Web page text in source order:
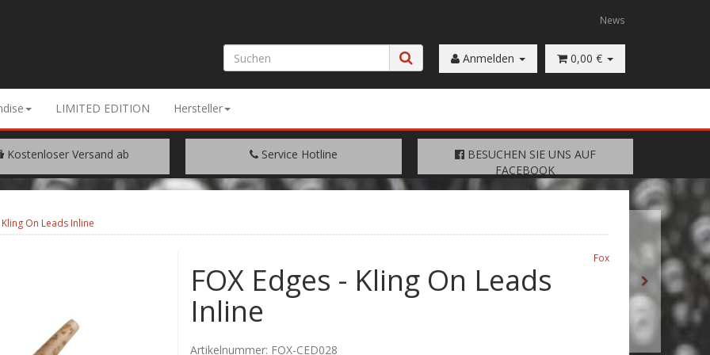
News
Anmelden 0,00 €
LIMITED EDITION Hersteller
Kostenloser Versand ab
WARENWERT VON € 200.- Service Hotline
+49 (0) 9429/948344
BESUCHEN SIE UNS AUF
FACEBOOK
BESUCHEN SIE UNS AUF
FACEBOOK
Kling On Leads Inline
Fox
FOX Edges - Kling On Leads
Inline
Artikelnummer: FOX-CED028